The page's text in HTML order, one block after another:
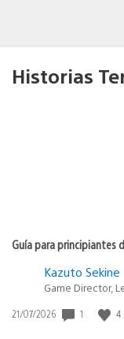
Historias
Guía para principiantes
Kazuto Sekine
Game Director,
Fecha
21/07/2026 1 4